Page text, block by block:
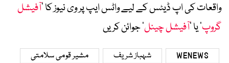
واقعات کی اپ ڈیٹس کے لیے واٹس ایپ پر وی نیوز کا ’آفیشل
گروپ‘ یا ’آفیشل چینل‘ جوائن کریں
WENEWS شہباز شریف
مشیر قومی سلامتی